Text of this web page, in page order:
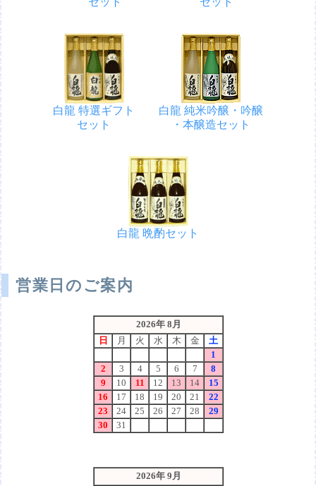
白龍 特選ギフト
セット
白龍 純米吟醸・吟醸
・本醸造セット
白龍 晩酌セット
営業日のご案内